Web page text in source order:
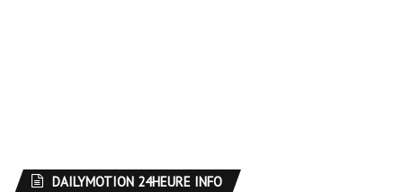
DAILYMOTION 24HEURE INFO